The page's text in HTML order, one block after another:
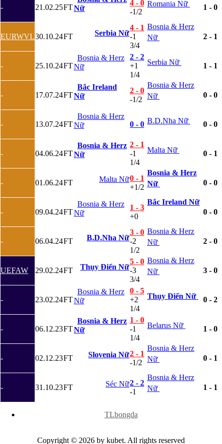
Serbia
Slovenia
Séc
Thổ Nhĩ Kỳ
Thụy Sỹ
Thụy Điển
Ukraina
Wales
Đảo Faroe
Australia
Hàn Quốc
Trung Quốc
Arập Xêút
Campuchia
Hồng Kông
Iran
Kuwait
Lao
Lebanon
Malaysia
New Zealand
Oman
Singapore
Tajikistan
Thái Lan
UAE
Uzbekistan
Việt Nam
Ấn độ
Argentina
Bolivia
Chi Lê
Ecuador
Paraguay
Uruguay
- 21.02.25FTNữ
4 - 0
-1/2
Romania Nữ 1 - 0
EURWVL30.10.24FT Serbia Nữ
4 - 1
-1
3/4
Bosnia & Herz
Nữ
2 - 1
- 25.10.24FT
Bosnia & Herz
Nữ
2 - 2
+1
1/4
Serbia Nữ 1 - 1
- 17.07.24FT
Bắc Ireland
Nữ
2 - 0
-1/2
Bosnia & Herz
Nữ
0 - 0
- 13.07.24FT
Bosnia & Herz
Nữ
0 - 0 B.D.Nha Nữ 0 - 0
- 04.06.24FT
Bosnia & Herz
Nữ
2 - 1
-1
1/4
Malta Nữ 0 - 1
- 01.06.24FT Malta Nữ0 - 1
+1/2
Bosnia & Herz
Nữ
0 - 0
- 09.04.24FT
Bosnia & Herz
Nữ
1 - 3
+0
Bắc Ireland Nữ
0 - 0
- 06.04.24FT B.D.Nha Nữ
3 - 0
-2
1/2
Bosnia & Herz
Nữ
2 - 0
UEFAW 29.02.24FT Thụy Điển Nữ
5 - 0
-3
3/4
Bosnia & Herz
Nữ
3 - 0
- 23.02.24FT
Bosnia & Herz
Nữ
0 - 5
+2
1/4
Thụy Điển Nữ 0 - 2
- 06.12.23FT
Bosnia & Herz
Nữ
1 - 0
-1
1/4
Belarus Nữ 1 - 0
- 02.12.23FT Slovenia Nữ2 - 1
-1/2
Bosnia & Herz
Nữ
0 - 1
- 31.10.23FT Séc Nữ2 - 2
-1
Bosnia & Herz
Nữ
1 - 1
TLbongda
Copyright © 2026 by kubet. All rights reserved